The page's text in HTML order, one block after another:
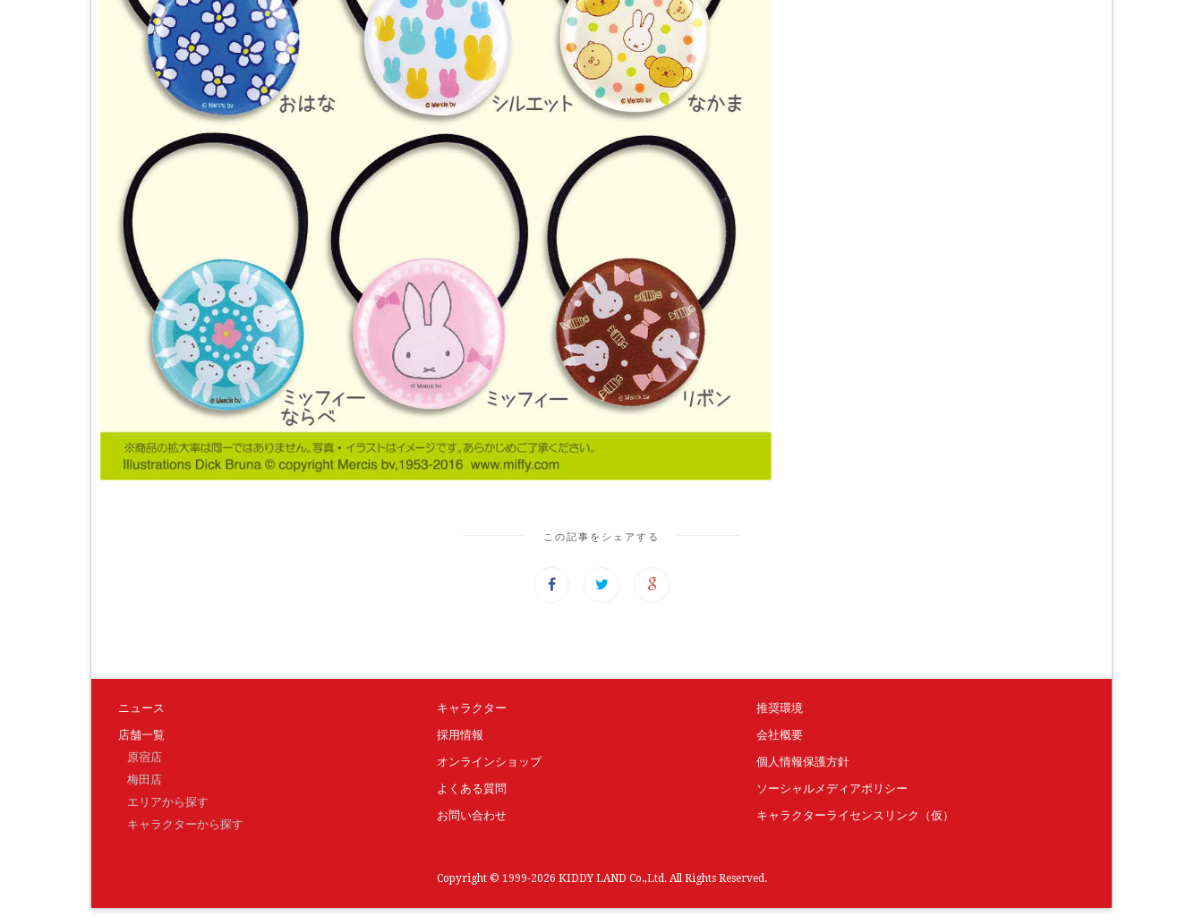
この記事をシェアする
ニュース
店舗一覧
原宿店
梅田店
エリアから探す
キャラクターから探す
キャラクター
採用情報
オンラインショップ
よくある質問
お問い合わせ
推奨環境
会社概要
個人情報保護方針
ソーシャルメディアポリシー
キャラクターライセンスリンク（仮）
Copyright © 1999-2026 KIDDY LAND Co.,Ltd. All Rights Reserved.